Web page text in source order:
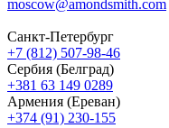
moscow@amondsmith.com
Санкт-Петербург
+7 (812) 507-98-46
Сербия (Белград)
+381 63 149 0289
Армения (Ереван)
+374 (91) 230-155